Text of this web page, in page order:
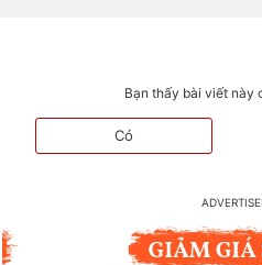
Bạn thấy bài viết này
Có